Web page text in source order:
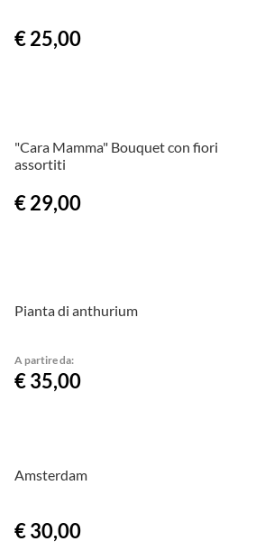
€ 25,00
"Cara Mamma" Bouquet con fiori
assortiti
€ 29,00
Pianta di anthurium
A partire da:
€ 35,00
Amsterdam
€ 30,00